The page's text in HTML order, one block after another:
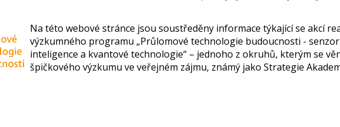
Na této webové stránce jsou soustředěny informace týkající se akcí
výzkumného programu „Průlomové technologie budoucnosti -
inteligence a kvantové technologie“ – jednoho z okruhů, kterým se
špičkového výzkumu ve veřejném zájmu, známý jako Strategie